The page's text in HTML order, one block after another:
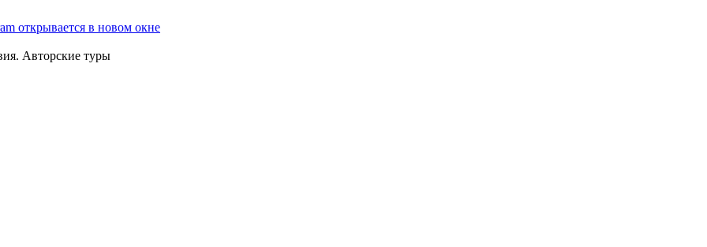
открывается в новом окне
Авторские туры